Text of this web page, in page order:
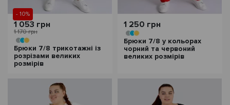
- 10%
1 053 грн
1 170 грн
Брюки 7/8 трикотажні із
розрізами великих
розмірів
1 250 грн
Брюки 7/8 у кольорах
чорний та червоний
великих розмірів